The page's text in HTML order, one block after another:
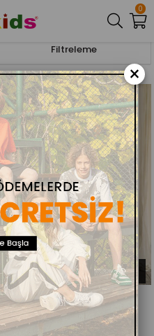
0
Filtreleme
Kadın Müslin Kumaş Uzun Kollu
Bağlamalı Bluz
ÜCRETSIZ KARGO
×